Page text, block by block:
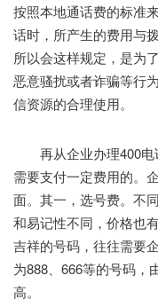
按照本地通话费的标准
话时，所产生的费用与
所以会这样规定，是为
恶意骚扰或者诈骗等行
信资源的合理使用。
再从企业办理400电
需要支付一定费用的。
面。其一，选号费。不
和易记性不同，价格也
吉祥的号码，往往需要
为888、666等的号码，
高。